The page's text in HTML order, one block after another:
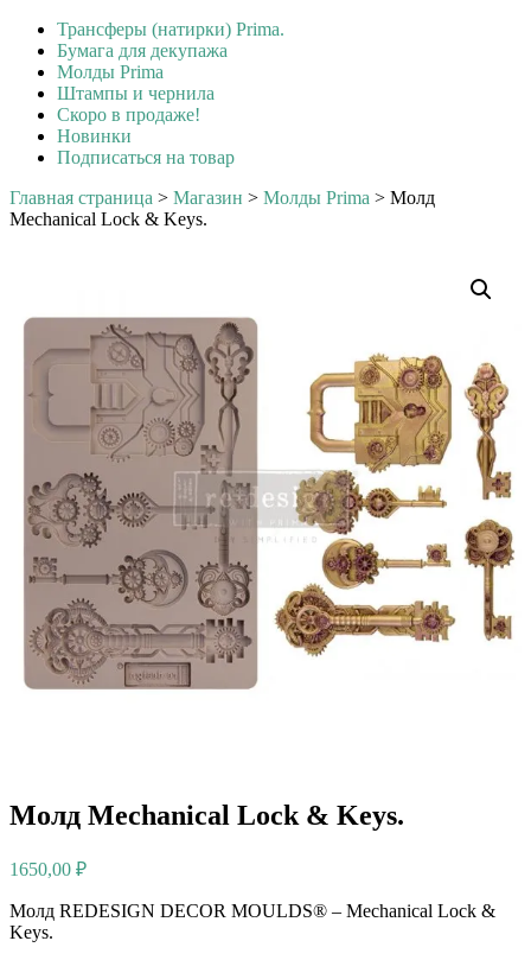
Трансферы (натирки) Prima.
Бумага для декупажа
Молды Prima
Штампы и чернила
Скоро в продаже!
Новинки
Подписаться на товар
Главная страница > Магазин > Молды Prima > Молд
Mechanical Lock & Keys.
Молд Mechanical Lock & Keys.
1650,00 ₽
Молд REDESIGN DECOR MOULDS® – Mechanical Lock &
Keys.